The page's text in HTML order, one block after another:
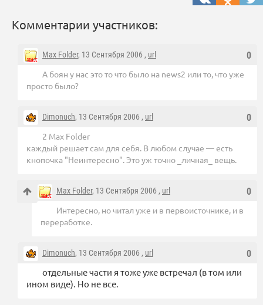
Комментарии участников:
0
Max Folder, 13 Сентября 2006 , url
А боян у нас это то что было на news2 или то, что уже
просто было?
0
Dimonuch, 13 Сентября 2006 , url
2 Max Folder
каждый решает сам для себя. В любом случае — есть
кнопочка "Неинтересно". Это уж точно _личная_ вещь.
0
Max Folder, 13 Сентября 2006 , url
Интересно, но читал уже и в первоисточнике, и в
переработке.
0
Dimonuch, 13 Сентября 2006 , url
отдельные части я тоже уже встречал (в том или
ином виде). Но не все.